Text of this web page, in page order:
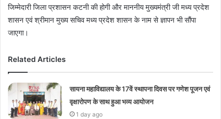
जिम्मेदारी जिला प्रशासन कटनी की होगी और माननीय मुख्यमंत्री जी मध्य प्रदेश
शासन एवं श्रीमान मुख्य सचिव मध्य प्रदेश शासन के नाम से ज्ञापन भी सौंपा
जाएगा।
Related Articles
सायना महाविद्यालय के 17वें स्थापना दिवस पर गणेश पूजन एवं
वृक्षारोपण के साथ हुआ भव्य आयोजन
1 day ago